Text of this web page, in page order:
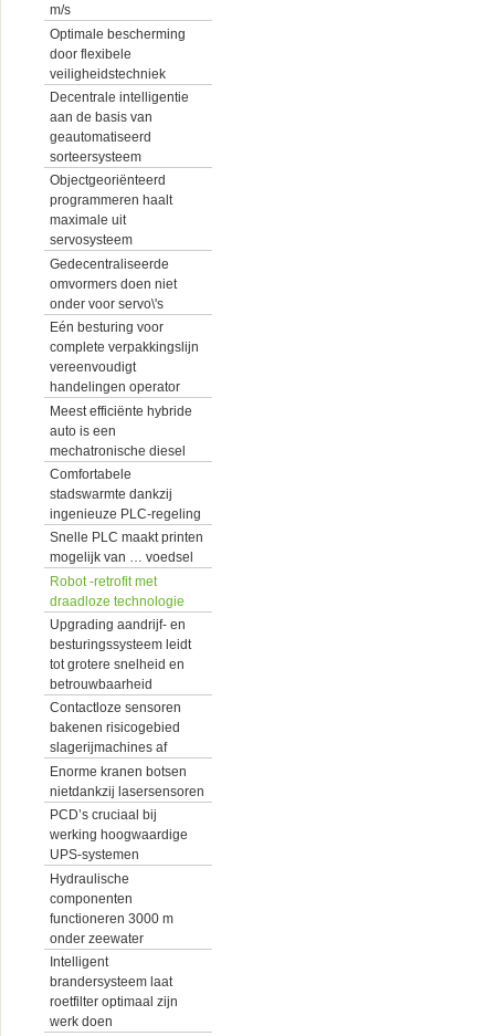
m/s
Optimale bescherming
door flexibele
veiligheidstechniek
Decentrale intelligentie
aan de basis van
geautomatiseerd
sorteersysteem
Objectgeoriënteerd
programmeren haalt
maximale uit
servosysteem
Gedecentraliseerde
omvormers doen niet
onder voor servo\'s
Eén besturing voor
complete verpakkingslijn
vereenvoudigt
handelingen operator
Meest efficiënte hybride
auto is een
mechatronische diesel
Comfortabele
stadswarmte dankzij
ingenieuze PLC-regeling
Snelle PLC maakt printen
mogelijk van … voedsel
Robot -retrofit met
draadloze technologie
Upgrading aandrijf- en
besturingssysteem leidt
tot grotere snelheid en
betrouwbaarheid
Contactloze sensoren
bakenen risicogebied
slagerijmachines af
Enorme kranen botsen
nietdankzij lasersensoren
PCD’s cruciaal bij
werking hoogwaardige
UPS-systemen
Hydraulische
componenten
functioneren 3000 m
onder zeewater
Intelligent
brandersysteem laat
roetfilter optimaal zijn
werk doen